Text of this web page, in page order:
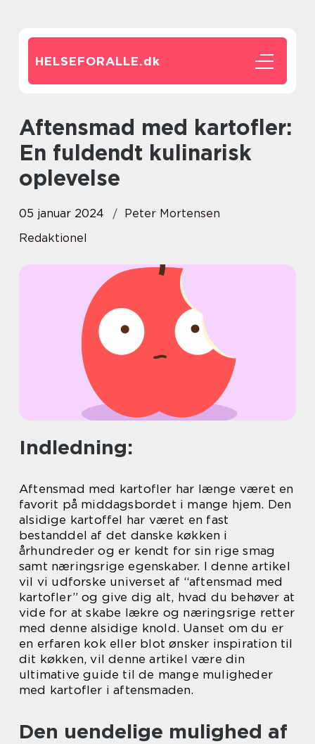
HELSEFORALLE.dk
Aftensmad med kartofler:
En fuldendt kulinarisk
oplevelse
05 januar 2024
Peter Mortensen
Redaktionel
Indledning:
Aftensmad med kartofler har længe været en
favorit på middagsbordet i mange hjem. Den
alsidige kartoffel har været en fast
bestanddel af det danske køkken i
århundreder og er kendt for sin rige smag
samt næringsrige egenskaber. I denne artikel
vil vi udforske universet af “aftensmad med
kartofler” og give dig alt, hvad du behøver at
vide for at skabe lækre og næringsrige retter
med denne alsidige knold. Uanset om du er
en erfaren kok eller blot ønsker inspiration til
dit køkken, vil denne artikel være din
ultimative guide til de mange muligheder
med kartofler i aftensmaden.
Den uendelige mulighed af